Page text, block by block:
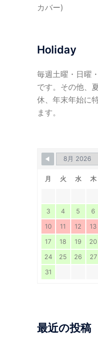
カバー)
Holiday
毎週土曜・日曜
です。その他、
休、年末年始に
ます。
月 火 水 木
3
4 5 6
10
11 12 13
17
18 19 20
24
25 26 27
31
最近の投稿